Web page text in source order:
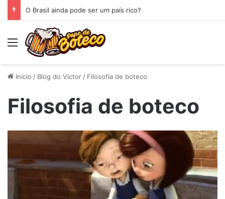
O Brasil ainda pode ser um país rico?
Menu
Início / Blog do Victor / Filosofia de boteco
Filosofia de boteco